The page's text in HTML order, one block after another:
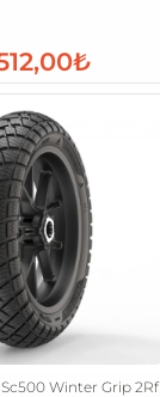
Sc500 Winter Grip 2Rf